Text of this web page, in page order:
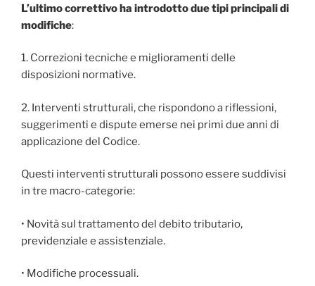
L’ultimo correttivo ha introdotto due tipi principali di
modifiche:
1. Correzioni tecniche e miglioramenti delle
disposizioni normative.
2. Interventi strutturali, che rispondono a riflessioni,
suggerimenti e dispute emerse nei primi due anni di
applicazione del Codice.
Questi interventi strutturali possono essere suddivisi
in tre macro-categorie:
• Novità sul trattamento del debito tributario,
previdenziale e assistenziale.
• Modifiche processuali.